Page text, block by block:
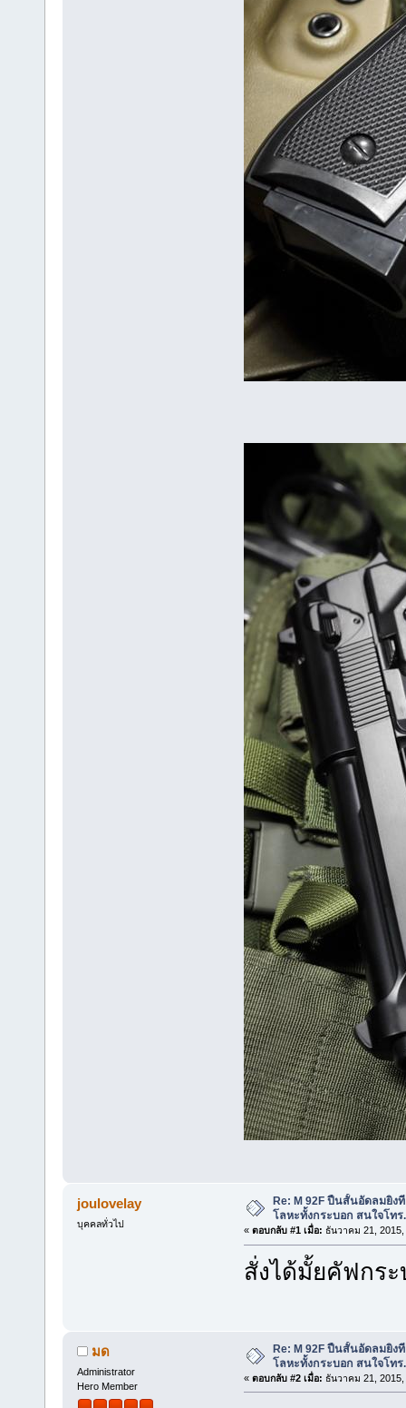
joulovelay
บุคคลทั่วไป
Re: M 92F ปืนสั้นอัดลมยิง
โลหะทั้งกระบอก สนใจโทร
« ตอบกลับ #1 เมื่อ: ธันวาคม 21,
สั่งได้มั้ยคัฟกร
มด
Administrator
Hero Member
Re: M 92F ปืนสั้นอัดลมยิง
โลหะทั้งกระบอก สนใจโทร
« ตอบกลับ #2 เมื่อ: ธันวาคม 21,